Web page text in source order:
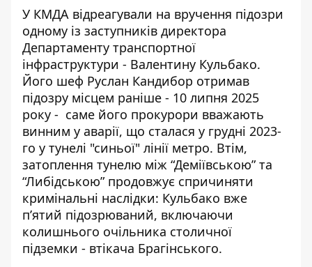
У КМДА відреагували на вручення підозри
одному із заступників директора
Департаменту транспортної
інфраструктури - Валентину Кульбако.
Його шеф Руслан Кандибор отримав
підозру місцем раніше - 10 липня 2025
року - саме його прокурори вважають
винним у аварії, що сталася у грудні 2023-
го у тунелі "синьої" лінії метро. Втім,
затоплення тунелю між “Деміївською” та
“Либідською” продовжує спричиняти
кримінальні наслідки: Кульбако вже
п’ятий підозрюваний, включаючи
колишнього очільника столичної
підземки - втікача Брагінського.